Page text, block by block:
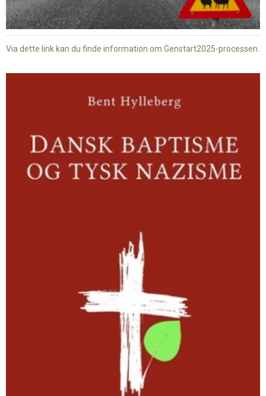
Via dette link kan du finde information om Genstart2025-processen.